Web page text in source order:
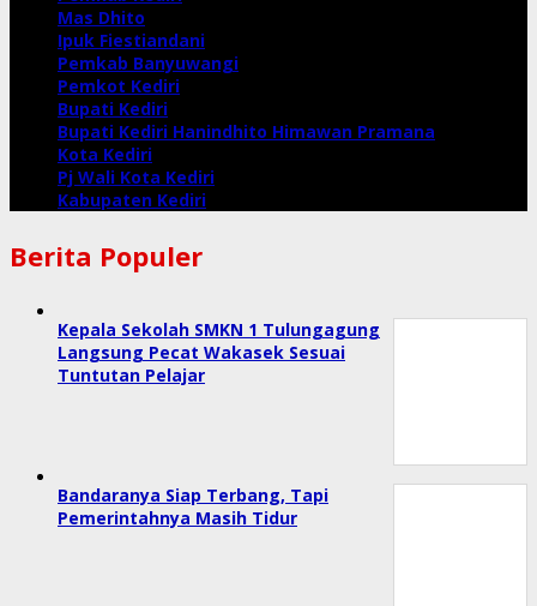
Mas Dhito
Ipuk Fiestiandani
Pemkab Banyuwangi
Pemkot Kediri
Bupati Kediri
Bupati Kediri Hanindhito Himawan Pramana
Kota Kediri
Pj Wali Kota Kediri
Kabupaten Kediri
Berita Populer
Kepala Sekolah SMKN 1 Tulungagung
Langsung Pecat Wakasek Sesuai
Tuntutan Pelajar
Bandaranya Siap Terbang, Tapi
Pemerintahnya Masih Tidur